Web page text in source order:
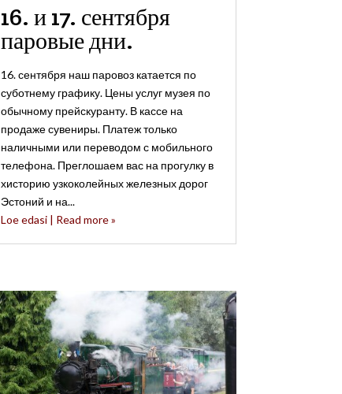
16. и 17. сентября
паровые дни.
16. сентября наш паровоз катается по
суботнему графику. Цены услуг музея по
обычному прейскуранту. В кассе на
продаже сувениры. Платеж только
наличными или переводом с мобильного
телефона. Преглошаем вас на прогулку в
хисторию узкоколейных железных дорог
Эстоний и на...
Loe edasi | Read more »